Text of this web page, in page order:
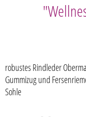
robustes Rindleder
Gummizug und
Sohle